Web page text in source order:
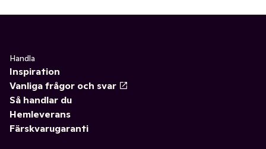
Handla
Inspiration
Vanliga frågor och svar
Så handlar du
Hemleverans
Färskvarugaranti